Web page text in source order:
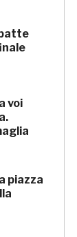
voi
piazza